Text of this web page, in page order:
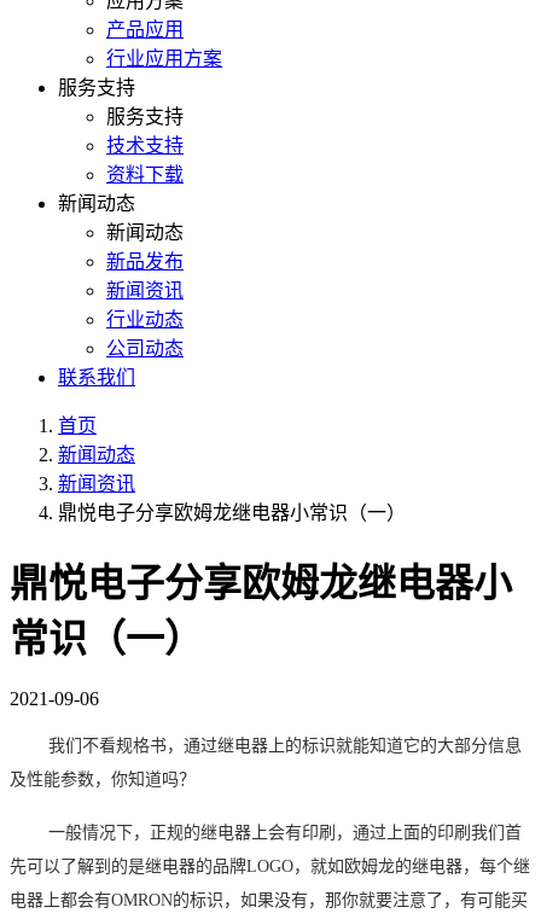
产品应用
行业应用方案
服务支持
服务支持
技术支持
资料下载
新闻动态
新闻动态
新品发布
新闻资讯
行业动态
公司动态
联系我们
首页
新闻动态
新闻资讯
鼎悦电子分享欧姆龙继电器小常识（一）
鼎悦电子分享欧姆龙继电器小
常识（一）
2021-09-06
我们不看规格书，通过继电器上的标识就能知道它的大部分信息
及性能参数，你知道吗？
一般情况下，正规的继电器上会有印刷，通过上面的印刷我们首
先可以了解到的是继电器的品牌LOGO，就如欧姆龙的继电器，每个继
电器上都会有OMRON的标识，如果没有，那你就要注意了，有可能买